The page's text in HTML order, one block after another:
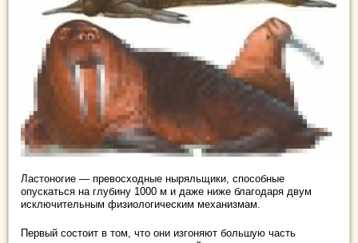
Ластоногие — превосходные ныряльщики, способные
опускаться на глубину 1000 м и даже ниже благодаря двум
исключительным физиологическим механизмам.
Первый состоит в том, что они изгоняют большую часть